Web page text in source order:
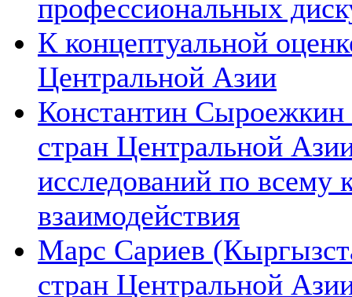
профессиональных
К концептуальной
Центральной Азии
Константин Сыроежкин
стран Центральной
исследований по всему
взаимодействия
Марс Сариев
стран Центральной